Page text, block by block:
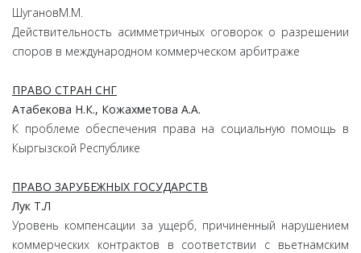
ШугановМ.М.
Действительность асимметричных оговорок о разрешении
споров в международном коммерческом арбитраже
ПРАВО СТРАН СНГ
Атабекова Н.К., Кожахметова А.А.
К проблеме обеспечения права на социальную помощь в
Кыргызской Республике
ПРАВО ЗАРУБЕЖНЫХ ГОСУДАРСТВ
Лук Т.Л
Уровень компенсации за ущерб, причиненный нарушением
коммерческих контрактов в соответствии с вьетнамским